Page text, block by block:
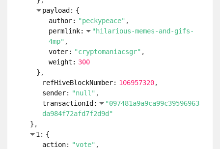
293:
{
294: { ... }
295: { ...
}
296:
297: { ... }
298: { ...
300: { ... }
301: { ...
}
302: { ...
}
303: { ... }
306: { ...
}